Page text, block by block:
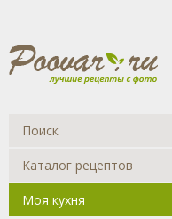
Каталог рецептов
Моя кухня